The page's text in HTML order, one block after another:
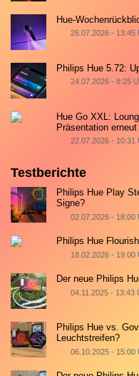
Hue-
26.07.2026 - 13:45
Philips Hue 5.72:
24.07.2026 - 8:25
Hue Go XXL:
Präsentation erneut
22.07.2026 - 10:31
Testberichte
Philips Hue Play
Signe?
02.07.2026 - 18:00
Philips Hue
18.02.2026 - 19:00
Der neue Philips
04.11.2025 - 13:43
Philips Hue vs.
Leuchtstreifen?
06.10.2025 - 15:00